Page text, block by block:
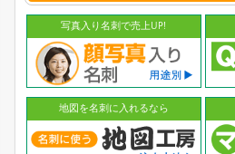
写真入り名刺で売上UP!
地図を名刺に入れるなら